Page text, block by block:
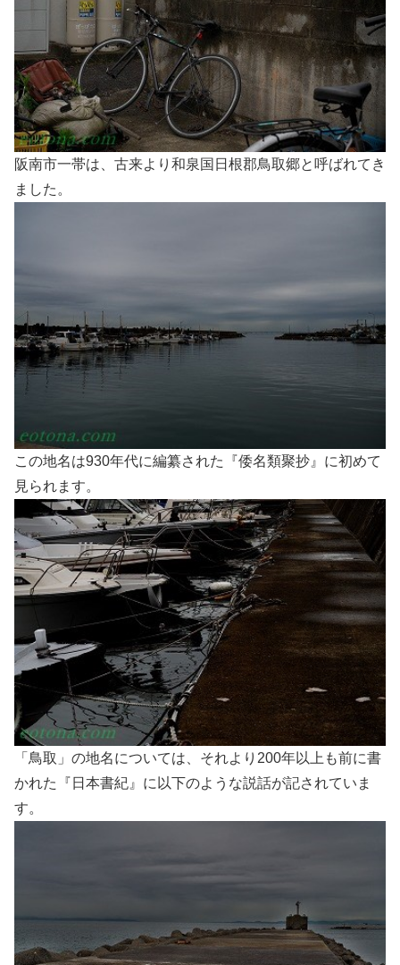
阪南市一帯は、古来より和泉国日根郡鳥取郷と呼ばれてき
ました。
この地名は930年代に編纂された『倭名類聚抄』に初めて
見られます。
「鳥取」の地名については、それより200年以上も前に書
かれた『日本書紀』に以下のような説話が記されていま
す。